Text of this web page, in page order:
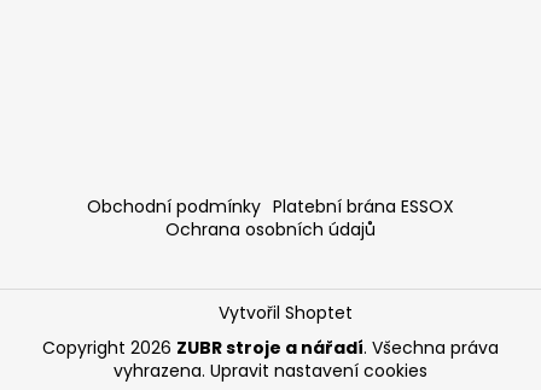
Obchodní podmínky Platební brána ESSOX
Ochrana osobních údajů
Vytvořil Shoptet
Copyright 2026 ZUBR stroje a nářadí. Všechna práva
vyhrazena. Upravit nastavení cookies